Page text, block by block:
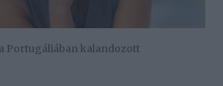
Portugáliában kalandozott